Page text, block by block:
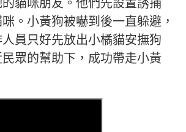
貓咪朋友。他們先設置誘捕
。小黃狗被嚇到後一直躲避，
員只好先放出小橘貓安撫狗
眾的幫助下，成功帶走小黃